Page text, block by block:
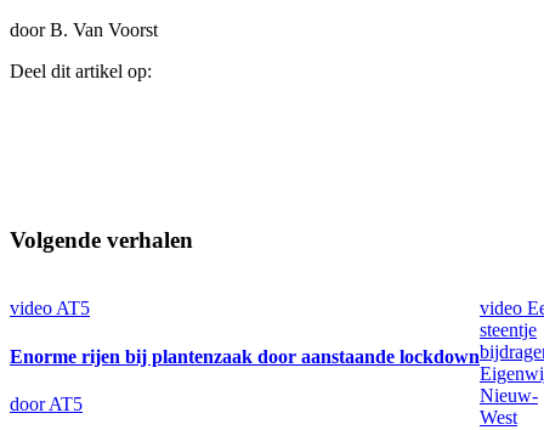
door B. Van Voorst
Deel dit artikel op:
Volgende verhalen
video AT5
Enorme rijen bij plantenzaak door aanstaande lockdown
door AT5
video
steentje
Nieuw-
West